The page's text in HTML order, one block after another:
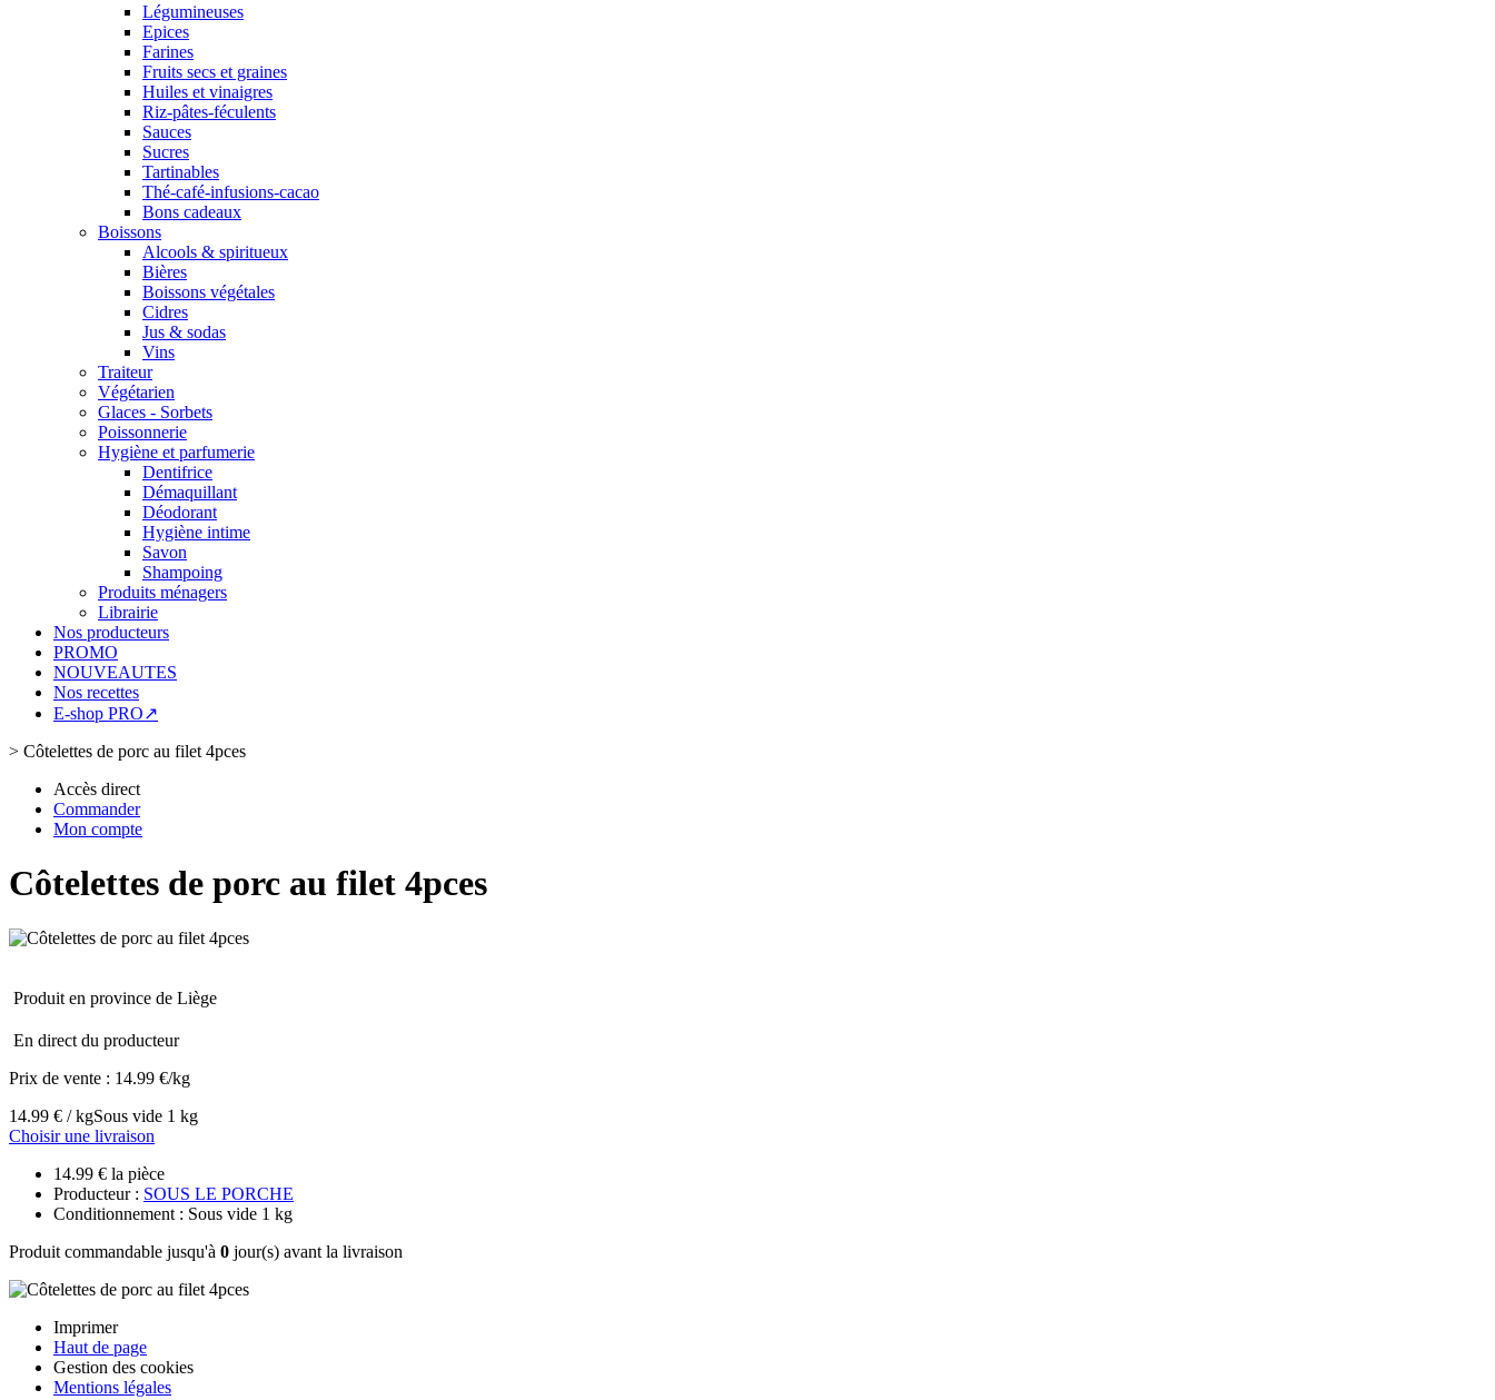
Légumineuses
Epices
Farines
Fruits secs et graines
Huiles et vinaigres
Riz-pâtes-féculents
Sauces
Sucres
Tartinables
Thé-café-infusions-cacao
Bons cadeaux
Boissons
Alcools & spiritueux
Bières
Boissons végétales
Cidres
Jus & sodas
Vins
Traiteur
Végétarien
Glaces - Sorbets
Poissonnerie
Hygiène et parfumerie
Dentifrice
Démaquillant
Déodorant
Hygiène intime
Savon
Shampoing
Produits ménagers
Librairie
Nos producteurs
PROMO
NOUVEAUTES
Nos recettes
E-shop PRO↗
> Côtelettes de porc au filet 4pces
Accès direct
Commander
Mon compte
Côtelettes de porc au filet 4pces
Produit en province de Liège
En direct du producteur
Prix de vente : 14.99 €/kg
14.99 € / kgSous vide 1 kg
Choisir une livraison
14.99 € la pièce
Producteur : SOUS LE PORCHE
Conditionnement : Sous vide 1 kg
Produit commandable jusqu'à 0 jour(s) avant la livraison
Imprimer
Haut de page
Gestion des cookies
Mentions légales